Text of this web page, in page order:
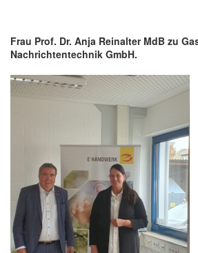
Frau Prof. Dr. Anja Reinalter MdB zu
Nachrichtentechnik GmbH.